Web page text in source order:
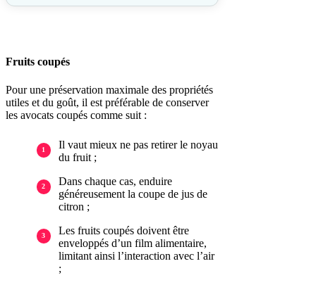
Fruits coupés
Pour une préservation maximale des propriétés
utiles et du goût, il est préférable de conserver
les avocats coupés comme suit :
Il vaut mieux ne pas retirer le noyau
du fruit ;
Dans chaque cas, enduire
généreusement la coupe de jus de
citron ;
Les fruits coupés doivent être
enveloppés d’un film alimentaire,
limitant ainsi l’interaction avec l’air
;